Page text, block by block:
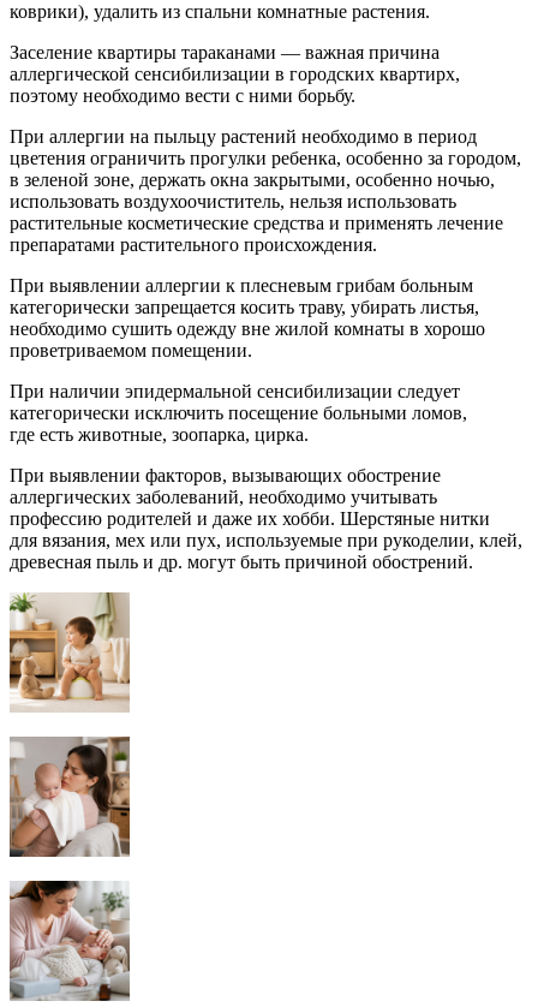
коврики), удалить из спальни комнатные растения.
Заселение квартиры тараканами — важная причина
аллергической сенсибилизации в городских квартирх,
поэтому необходимо вести с ними борьбу.
При аллергии на пыльцу растений необходимо в период
цветения ограничить прогулки ребенка, особенно за городом,
в зеленой зоне, держать окна закрытыми, особенно ночью,
использовать воздухоочиститель, нельзя использовать
растительные косметические средства и применять лечение
препаратами растительного происхождения.
При выявлении аллергии к плесневым грибам больным
категорически запрещается косить траву, убирать листья,
необходимо сушить одежду вне жилой комнаты в хорошо
проветриваемом помещении.
При наличии эпидермальной сенсибилизации следует
категорически исключить посещение больными ломов,
где есть животные, зоопарка, цирка.
При выявлении факторов, вызывающих обострение
аллергических заболеваний, необходимо учитывать
профессию родителей и даже их хобби. Шерстяные нитки
для вязания, мех или пух, используемые при рукоделии, клей,
древесная пыль и др. могут быть причиной обострений.